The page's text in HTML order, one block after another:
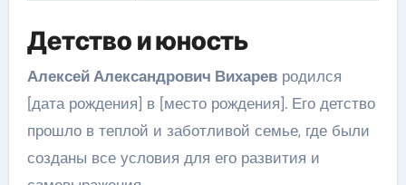
Детство и юность
Алексей Александрович Вихаревродился
[дата рождения] в [место рождения]. Его детство
прошло в теплой и заботливой семье, где были
созданы все условия для его развития и